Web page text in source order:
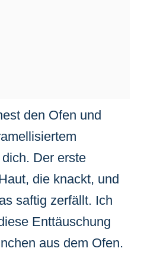
den Ofen und
Der erste
die knackt, und
saftig zerfällt. Ich
Enttäuschung
aus dem Ofen.